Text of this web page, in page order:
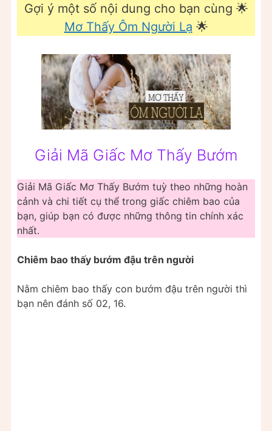
Gợi ý một số nội dung cho bạn cùng 🌟
Mơ Thấy Ôm Người Lạ 🌟
Giải Mã Giấc Mơ Thấy Bướm
Giải Mã Giấc Mơ Thấy Bướm tuỳ theo những hoàn
cảnh và chi tiết cụ thể trong giấc chiêm bao của
bạn, giúp bạn có được những thông tin chính xác
nhất.
Chiêm bao thấy bướm đậu trên người
Nằm chiêm bao thấy con bướm đậu trên người thì
bạn nên đánh số 02, 16.